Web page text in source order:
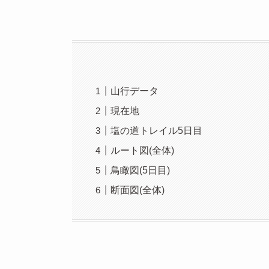
山行データ
現在地
塩の道トレイル5日目
ルート図(全体)
鳥瞰図(5日目)
断面図(全体)